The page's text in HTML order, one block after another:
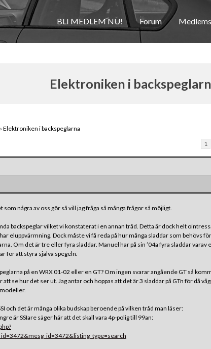
BLI MEDLEM NU! Forum
Elektroniken i
› Elektroniken i backspeglarna
1
några av oss gör så vill jag fråga så många frågor så möjligt.
backspeglar vilket vi konstaterat i en annan tråd. Detta är dock helt
eluppvärmning. Dock måste vi få reda på hur många sladdar som behövs för
Om det är tre eller fyra sladdar. Manuel har på sin ’04a fyra sladdar varav
för att styra själva spegeln.
på en WRX 01-02 eller en GT? Om ingen svarar angående GT så
att se hur det ser ut. Jag antar och hoppas att det är 3 sladdar på GTn för då
och det är många olika budskap beroende på vilken tråd man läser:
är SSIare säger här att det skall vara 4p-polig till 99an: